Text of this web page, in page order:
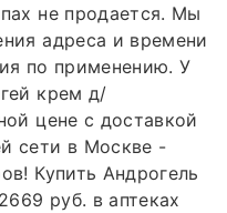
не продается. Мы
адреса и времени
по применению. У
крем д/
цене с доставкой
сети в Москве -
Купить Андрогель
руб. в аптеках